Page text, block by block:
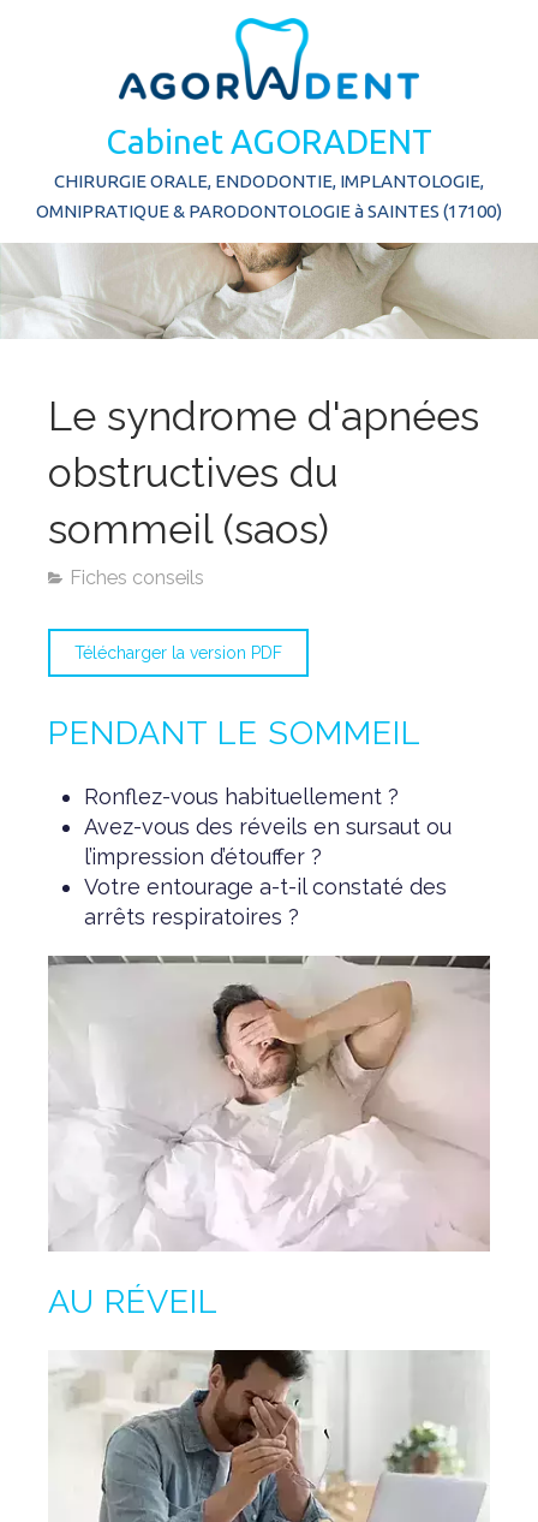
Cabinet AGORADENT
CHIRURGIE ORALE, ENDODONTIE, IMPLANTOLOGIE,
OMNIPRATIQUE & PARODONTOLOGIE à SAINTES (17100)
Le syndrome d'apnées
obstructives du
sommeil (saos)
Fiches conseils
Télécharger la version PDF
PENDANT LE SOMMEIL
Ronflez-vous habituellement ?
Avez-vous des réveils en sursaut ou
l’impression d’étouffer ?
Votre entourage a-t-il constaté des
arrêts respiratoires ?
AU RÉVEIL